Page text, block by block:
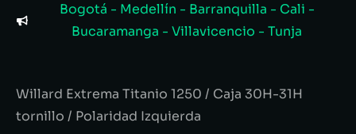
Bogotá - Medellín - Barranquilla - Cali -
Bucaramanga - Villavicencio - Tunja
Willard Extrema Titanio 1250 / Caja 30H-31H
tornillo / Polaridad Izquierda